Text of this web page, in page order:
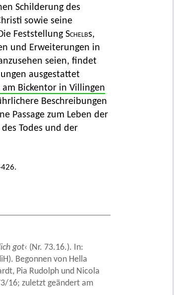
Schilderung des
sowie seine
Feststellung Schelbs,
und Erweiterungen in
seien, findet
ausgestattet
Bickentor in Villingen
Beschreibungen
Passage zum Leben der
Todes und der
got‹ (Nr. 73.16.). In:
Begonnen von Hella
Pia Rudolph und Nicola
16; zuletzt geändert am